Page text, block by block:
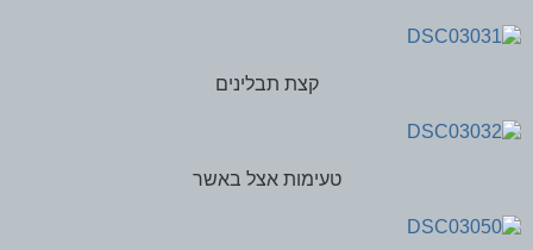
קצת תבלינים
טעימות אצל באשר